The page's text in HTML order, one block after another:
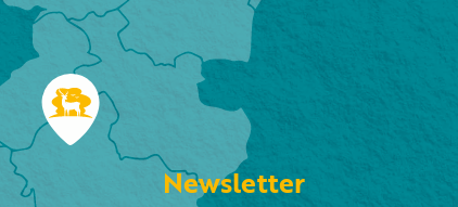
Newsletter